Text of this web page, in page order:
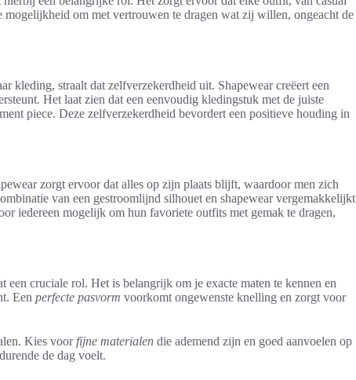
om met vertrouwen te dragen wat zij willen, ongeacht de
kleding, straalt dat zelfverzekerdheid uit. Shapewear creëert een
Het laat zien dat een eenvoudig kledingstuk met de juiste
piece. Deze zelfverzekerdheid bevordert een positieve houding in
zorgt ervoor dat alles op zijn plaats blijft, waardoor men zich
van een gestroomlijnd silhouet en shapewear vergemakkelijkt
iedereen mogelijk om hun favoriete outfits met gemak te dragen,
een cruciale rol. Het is belangrijk om je exacte maten te kennen en
Een perfecte pasvorm voorkomt ongewenste knelling en zorgt voor
Kies voor fijne materialen die ademend zijn en goed aanvoelen op
de dag voelt.